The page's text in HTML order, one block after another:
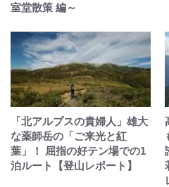
室堂散策 編～
「北アルプスの貴婦人」雄大
な薬師岳の「ご来光と紅
葉」！ 屈指の好テン場での1
泊ルート【登山レポート】